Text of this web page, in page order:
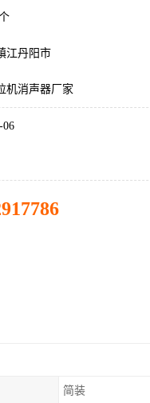
江丹阳市
机消声器厂家
06
简装